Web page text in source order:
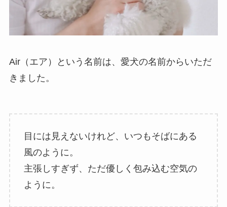
Air（エア）という名前は、愛犬の名前からいただ
きました。
目には見えないけれど、いつもそばにある
風のように。
主張しすぎず、ただ優しく包み込む空気の
ように。